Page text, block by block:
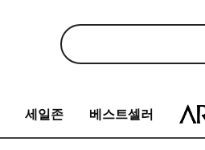
세일존 베스트셀러